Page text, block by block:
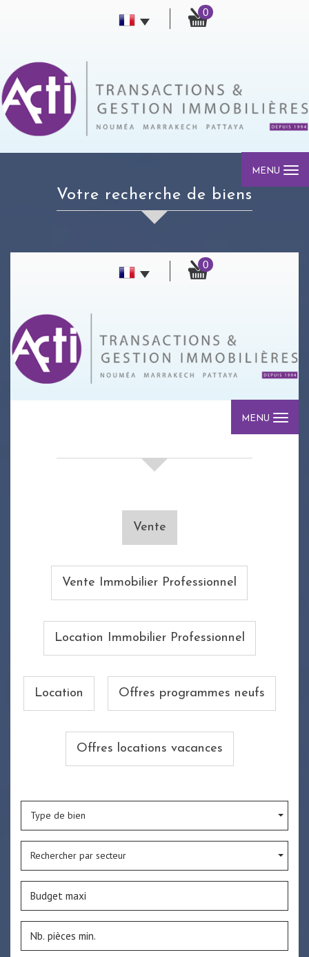
0
MENU
votre recherche de biens
0
MENU
Vente
Vente Immobilier Professionnel
Location Immobilier Professionnel
Location Offres programmes neufs
Offres locations vacances
Type de bien
Rechercher par secteur